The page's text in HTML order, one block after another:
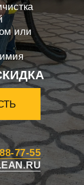
или
77-55